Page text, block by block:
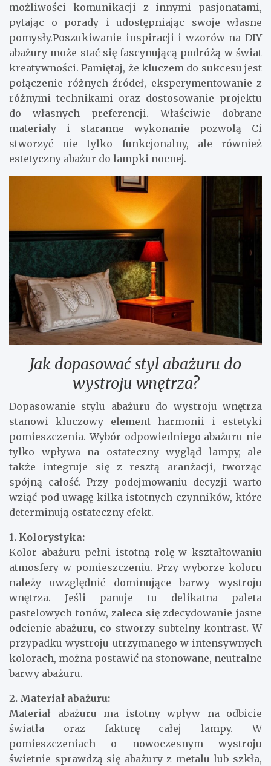
możliwości komunikacji z innymi pasjonatami,
pytając o porady i udostępniając swoje własne
pomysły.Poszukiwanie inspiracji i wzorów na DIY
abażury może stać się fascynującą podróżą w świat
kreatywności. Pamiętaj, że kluczem do sukcesu jest
połączenie różnych źródeł, eksperymentowanie z
różnymi technikami oraz dostosowanie projektu
do własnych preferencji. Właściwie dobrane
materiały i staranne wykonanie pozwolą Ci
stworzyć nie tylko funkcjonalny, ale również
estetyczny abażur do lampki nocnej.
Jak dopasować styl abażuru do
wystroju wnętrza?
Dopasowanie stylu abażuru do wystroju wnętrza
stanowi kluczowy element harmonii i estetyki
pomieszczenia. Wybór odpowiedniego abażuru nie
tylko wpływa na ostateczny wygląd lampy, ale
także integruje się z resztą aranżacji, tworząc
spójną całość. Przy podejmowaniu decyzji warto
wziąć pod uwagę kilka istotnych czynników, które
determinują ostateczny efekt.
1. Kolorystyka:
Kolor abażuru pełni istotną rolę w kształtowaniu
atmosfery w pomieszczeniu. Przy wyborze koloru
należy uwzględnić dominujące barwy wystroju
wnętrza. Jeśli panuje tu delikatna paleta
pastelowych tonów, zaleca się zdecydowanie jasne
odcienie abażuru, co stworzy subtelny kontrast. W
przypadku wystroju utrzymanego w intensywnych
kolorach, można postawić na stonowane, neutralne
barwy abażuru.
2. Materiał abażuru:
Materiał abażuru ma istotny wpływ na odbicie
światła oraz fakturę całej lampy. W
pomieszczeniach o nowoczesnym wystroju
świetnie sprawdzą się abażury z metalu lub szkła,